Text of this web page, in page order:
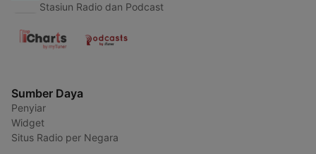
Stasiun Radio dan Podcast
Sumber Daya
Penyiar
Widget
Situs Radio per Negara